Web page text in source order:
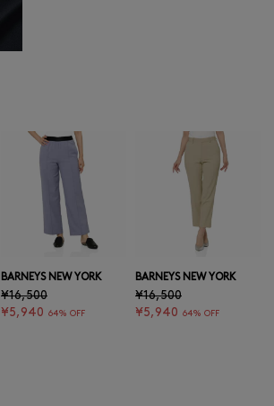
BARNEYS NEW YORK
¥16,500
¥5,940 64% OFF
BARNEYS NEW YORK
¥16,500
¥5,940 64% OFF